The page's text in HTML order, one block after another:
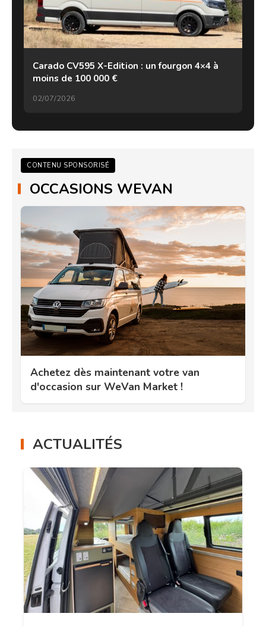
Carado CV595 X-Edition : un fourgon 4×4 à
moins de 100 000 €
02/07/2026
CONTENU SPONSORISÉ
OCCASIONS WEVAN
Achetez dès maintenant votre van
d'occasion sur WeVan Market !
ACTUALITÉS